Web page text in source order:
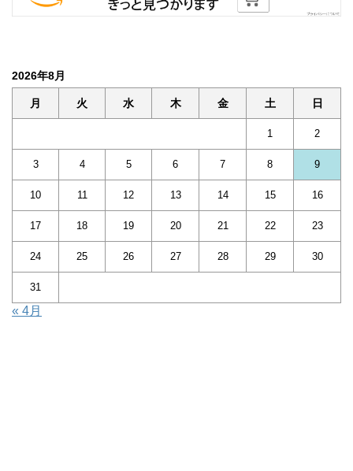
2026年8月
月 火 水 木 金 土 日
1 2
3 4 5 6 7 8 9
10 11 12 13 14 15 16
17 18 19 20 21 22 23
24 25 26 27 28 29 30
31
« 4月